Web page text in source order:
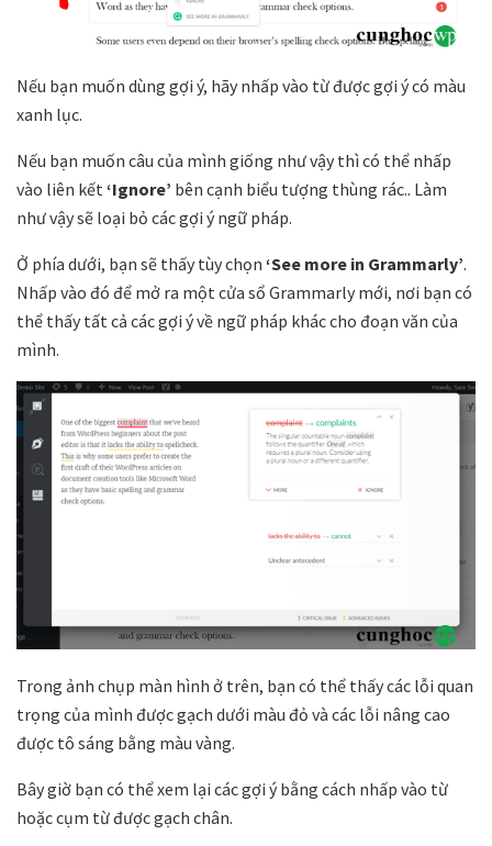
Nếu bạn muốn dùng gợi ý, hãy nhấp vào từ được gợi ý có màu
xanh lục.
Nếu bạn muốn câu của mình giống như vậy thì có thể nhấp
vào liên kết‘Ignore’ bên cạnh biểu tượng thùng rác.. Làm
như vậy sẽ loại bỏ các gợi ý ngữ pháp.
Ở phía dưới, bạn sẽ thấy tùy chọn ‘See more in Grammarly’.
Nhấp vào đó để mở ra một cửa sổ Grammarly mới, nơi bạn có
thể thấy tất cả các gợi ý về ngữ pháp khác cho đoạn văn của
mình.
Trong ảnh chụp màn hình ở trên, bạn có thể thấy các lỗi quan
trọng của mình được gạch dưới màu đỏ và các lỗi nâng cao
được tô sáng bằng màu vàng.
Bây giờ bạn có thể xem lại các gợi ý bằng cách nhấp vào từ
hoặc cụm từ được gạch chân.